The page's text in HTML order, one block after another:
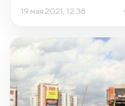
19 мая 2021, 12:38